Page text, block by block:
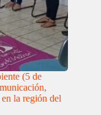
(5 de
la región del